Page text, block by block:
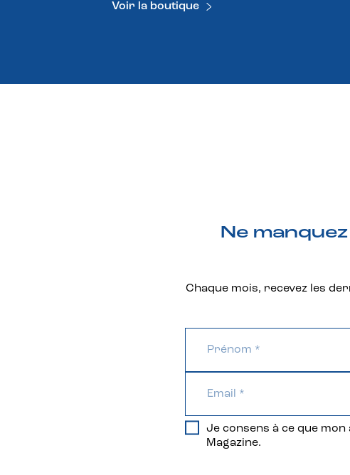
Voir la boutique
Ne
Chaque mois, recevez les
Je consens à ce que
Magazine.